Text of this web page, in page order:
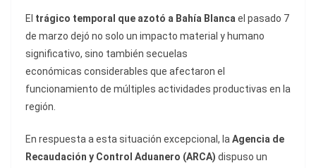
El trágico temporal que azotó a Bahía Blancael pasado 7
de marzo dejó no solo un impacto material y humano
significativo, sino también secuelas
económicas considerables que afectaron el
funcionamiento de múltiples actividades productivas en la
región.
En respuesta a esta situación excepcional, laAgencia de
Recaudación y Control Aduanero (ARCA) dispuso un